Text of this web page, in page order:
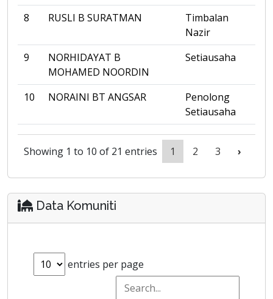
8
RUSLI B SURATMAN
Timbalan
Nazir
9
NORHIDAYAT B
MOHAMED NOORDIN
Setiausaha
10 NORAINI BT ANGSAR
Penolong
Setiausaha
Showing 1 to 10 of 21 entries 1 2 3 ›
Data Komuniti
entries per page